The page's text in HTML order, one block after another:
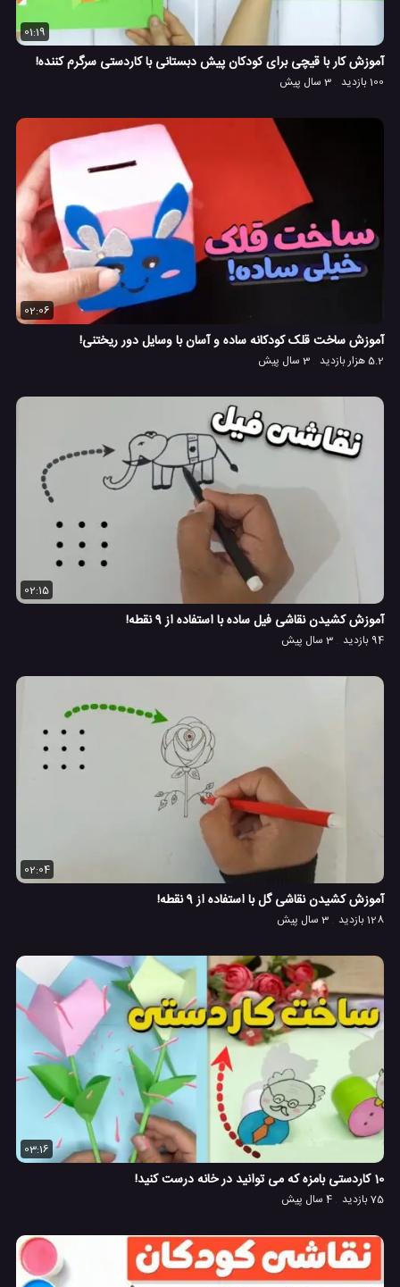
01:19
آموزش کار با قیچی برای کودکان پیش دبستانی با کاردستی سرگرم کننده!
100 بازدید 3 سال پیش
02:06
آموزش ساخت قلک کودکانه ساده و آسان با وسایل دور ریختنی!
5.2 هزار بازدید 3 سال پیش
02:15
آموزش کشیدن نقاشی فیل ساده با استفاده از 9 نقطه!
94 بازدید 3 سال پیش
02:04
آموزش کشیدن نقاشی گل با استفاده از 9 نقطه!
128 بازدید 3 سال پیش
03:16
10 کاردستی بامزه که می توانید در خانه درست کنید!
75 بازدید 4 سال پیش